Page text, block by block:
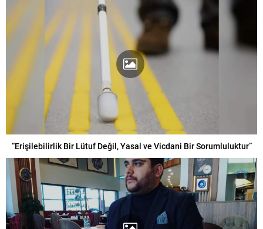
“Erişilebilirlik Bir Lütuf Değil, Yasal ve Vicdani Bir Sorumluluktur”